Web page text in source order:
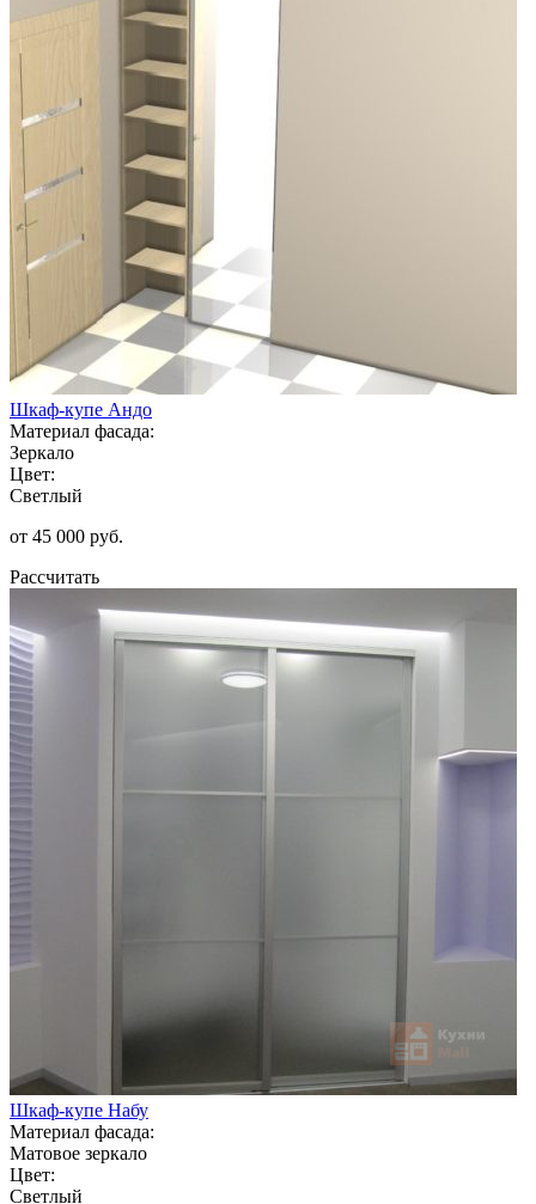
Шкаф-купе Андо
Материал фасада:
Зеркало
Цвет:
Светлый
от 45 000 руб.
Рассчитать
Шкаф-купе Набу
Материал фасада:
Матовое зеркало
Цвет:
Светлый